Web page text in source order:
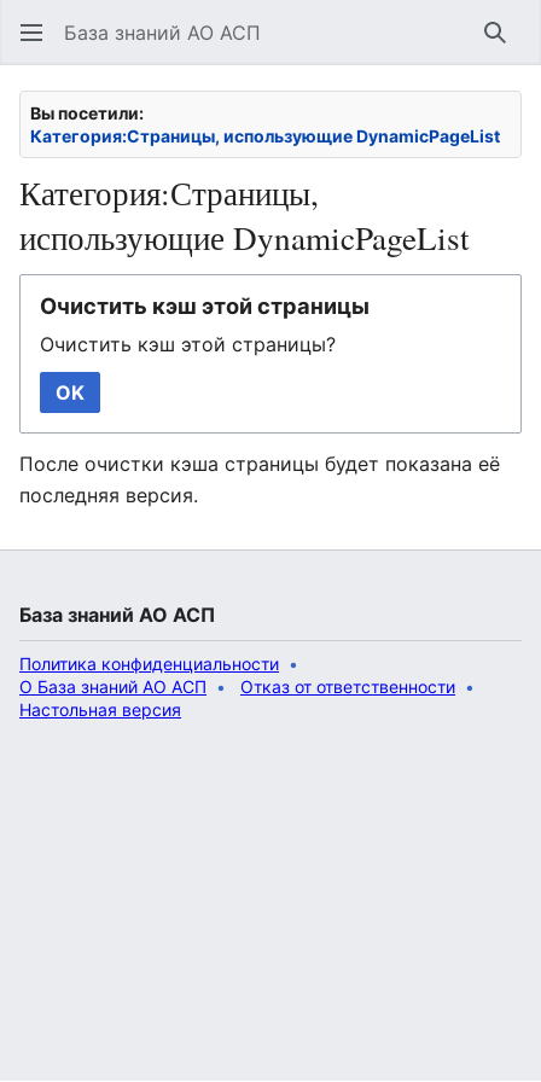
База знаний АО АСП
Вы посетили:
Категория:Страницы, использующие DynamicPageList
Категория:Страницы,
использующие DynamicPageList
Очистить кэш этой страницы
Очистить кэш этой страницы?
OK
После очистки кэша страницы будет показана её
последняя версия.
База знаний АО АСП
Политика конфиденциальности
О База знаний АО АСП
Отказ от ответственности
Настольная версия